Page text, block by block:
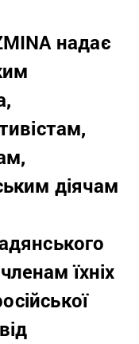
надає
діячам
їхніх